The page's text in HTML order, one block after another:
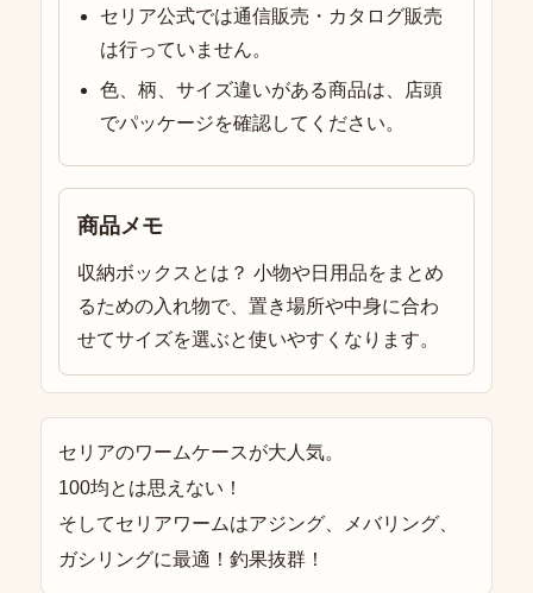
セリア公式では通信販売・カタログ販売
は行っていません。
色、柄、サイズ違いがある商品は、店頭
でパッケージを確認してください。
商品メモ
収納ボックスとは？ 小物や日用品をまとめ
るための入れ物で、置き場所や中身に合わ
せてサイズを選ぶと使いやすくなります。
セリアのワームケースが大人気。
100均とは思えない！
そしてセリアワームはアジング、メバリング、
ガシリングに最適！釣果抜群！